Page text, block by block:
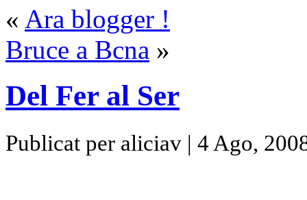
« Ara blogger !
Bruce a Bcna »
Del Fer al Ser
Publicat per aliciav | 4 Ago,